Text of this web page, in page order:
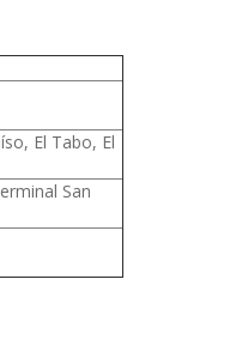
El Tabo, El
San